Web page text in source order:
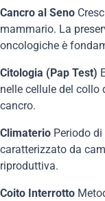
Cancro al Seno
mammario. La
oncologiche è
Citologia (Pap Test)
nelle cellule del collo
cancro.
Climaterio Periodo
caratterizzato da
riproduttiva.
Coito Interrotto